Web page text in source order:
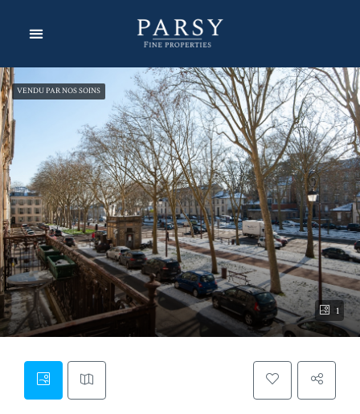
1
VENDU PAR NOS SOINS